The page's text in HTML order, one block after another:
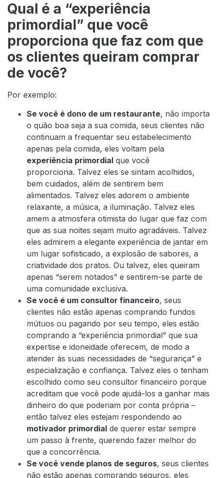
Qual é a “experiência
primordial” que você
proporciona que faz com que
os clientes queiram comprar
de você?
Por exemplo:
Se você é dono de um restaurante, não importa
o quão boa seja a sua comida, seus clientes não
continuam a frequentar seu estabelecimento
apenas pela comida, eles voltam pela
experiência primordial que você
proporciona. Talvez eles se sintam acolhidos,
bem cuidados, além de sentirem bem
alimentados. Talvez eles adorem o ambiente
relaxante, a música, a iluminação. Talvez eles
amem a atmosfera otimista do lugar que faz com
que as sua noites sejam muito agradáveis. Talvez
eles admirem a elegante experiência de jantar em
um lugar sofisticado, a explosão de sabores, a
criatividade dos pratos. Ou talvez, eles queiram
apenas “serem notados” e sentirem-se parte de
uma comunidade exclusiva.
Se você é um consultor financeiro, seus
clientes não estão apenas comprando fundos
mútuos ou pagando por seu tempo, eles estão
comprando a “experiência primordial” que sua
expertise e idoneidade oferecem, de modo a
atender às suas necessidades de “segurança” e
especialização e confiança. Talvez eles o tenham
escolhido como seu consultor financeiro porque
acreditam que você pode ajudá-los a ganhar mais
dinheiro do que poderiam por conta própria –
então talvez eles estejam respondendo ao
motivador primordial de querer estar sempre
um passo à frente, querendo fazer melhor do
que a concorrência.
Se você vende planos de seguros, seus clientes
não estão apenas comprando seguros, eles